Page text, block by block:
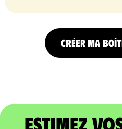
CRÉER MA
Estimez